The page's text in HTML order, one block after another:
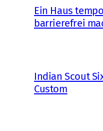
Ein Haus
barrierefrei
Indian Scout
Custom